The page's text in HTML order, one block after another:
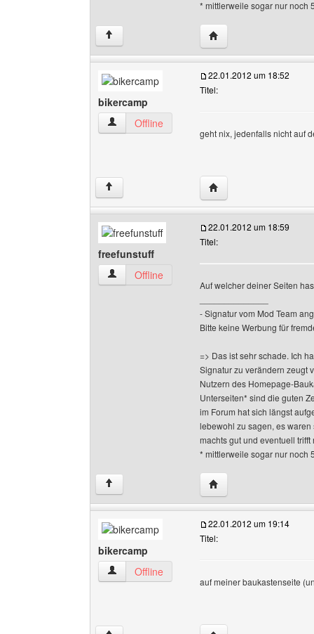
* mittlerweile sogar nur noch
↑ Website dieses
bikercamp
bikercamp Benutzer-Profile anzeigen
Offline
22.01.2012 um 18:52
Titel:
geht nix, jedenfalls nicht auf
↑ Website dieses
freefunstuff
freefunstuff Benutzer-Profile anzeigen
Offline
22.01.2012 um 18:59
Titel:
Auf welcher deiner Seiten
- Signatur vom Mod Team
Bitte keine Werbung für
=> Das ist sehr schade. Ich
Signatur zu verändern zeugt
Nutzern des Homepage-
Unterseiten* sind die guten
im Forum hat sich längst
lebewohl zu sagen, es
machts gut und eventuell
* mittlerweile sogar nur noch
↑ Website dieses
bikercamp
bikercamp Benutzer-Profile anzeigen
Offline
22.01.2012 um 19:14
Titel:
auf meiner baukastenseite